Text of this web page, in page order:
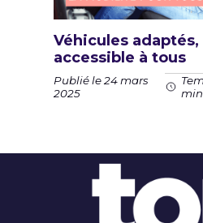
Véhicules
accessible à tous
Publié le 24 mars
2025